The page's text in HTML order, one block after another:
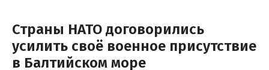
Страны НАТО договорились
усилить своё военное присутствие
в Балтийском море